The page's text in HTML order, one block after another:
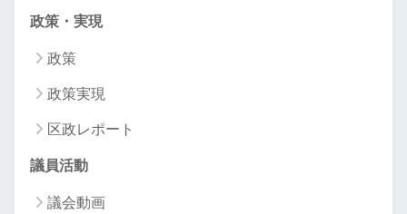
政策・実現
政策
政策実現
区政レポート
議員活動
議会動画